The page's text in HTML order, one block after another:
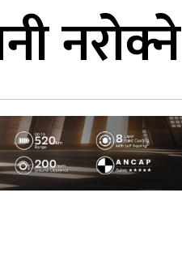
नरोक्ने